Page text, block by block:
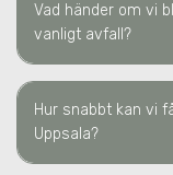
Vad händer om vi
vanligt avfall?
Hur snabbt kan vi
Uppsala?